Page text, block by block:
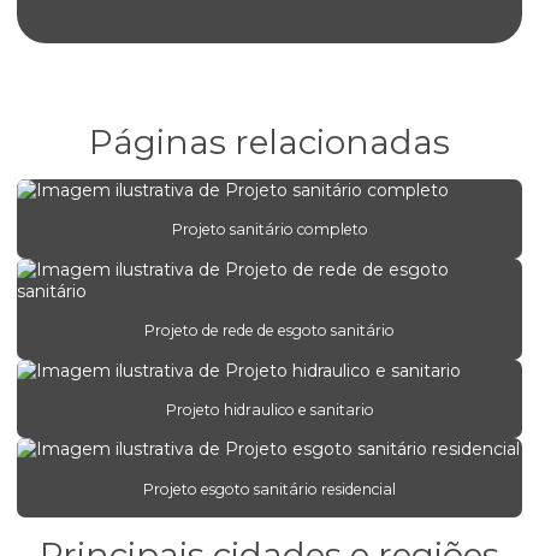
Engenharia de concreto armado para empresas
Engenharia estrutural para edifícios comerciais
Engenharia de estruturas protendidas
Engenheiro estrutural
Escritório de projeto estrutural
Estrutura concreto armado
Orçamento de projeto estrutural
Projeto alvenaria estrutural
Páginas relacionadas
Projeto sanitário completo
Projeto de rede de esgoto sanitário
Projeto hidraulico e sanitario
Projeto esgoto sanitário residencial